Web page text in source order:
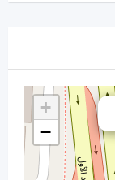
+
−